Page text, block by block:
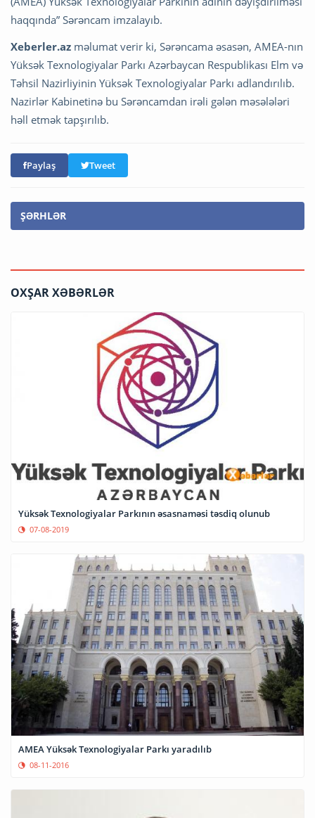
haqqında” Sərəncam imzalayıb.
Xeberler.az məlumat verir ki, Sərəncama əsasən, AMEA-nın
Yüksək Texnologiyalar Parkı Azərbaycan Respublikası Elm və
Təhsil Nazirliyinin Yüksək Texnologiyalar Parkı adlandırılıb.
Nazirlər Kabinetinə bu Sərəncamdan irəli gələn məsələləri
həll etmək tapşırılıb.
Paylaş Tweet
ŞƏRHLƏR
OXŞAR XƏBƏRLƏR
Yüksək Texnologiyalar Parkının əsasnaməsi təsdiq olunub
07-08-2019
AMEA Yüksək Texnologiyalar Parkı yaradılıb
08-11-2016